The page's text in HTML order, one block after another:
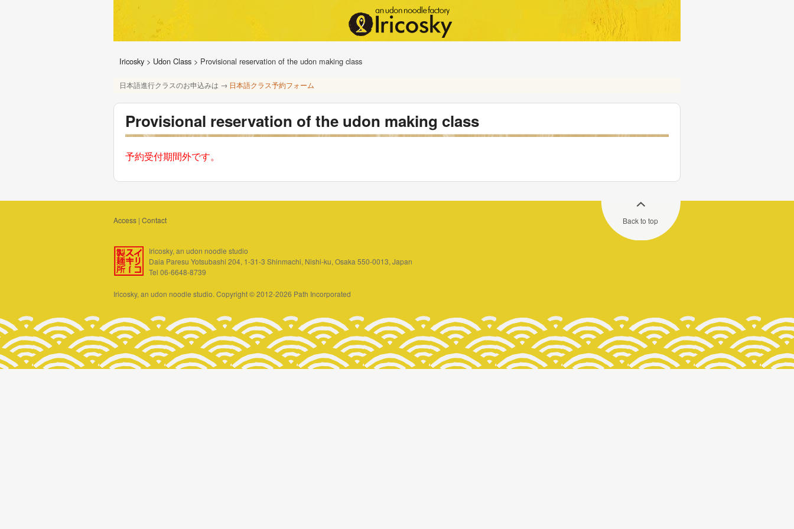
Iricosky > Udon Class > Provisional reservation of the udon making class
日本語進行クラスのお申込みは → 日本語クラス予約フォーム
Provisional reservation of the udon making class
予約受付期間外です。
Access | Contact
Iricosky, an udon noodle studio
Daia Paresu Yotsubashi 204, 1-31-3 Shinmachi, Nishi-ku, Osaka 550-0013, Japan
Tel 06-6648-8739
Iricosky, an udon noodle studio. Copyright © 2012-2026 Path Incorporated
Back to top